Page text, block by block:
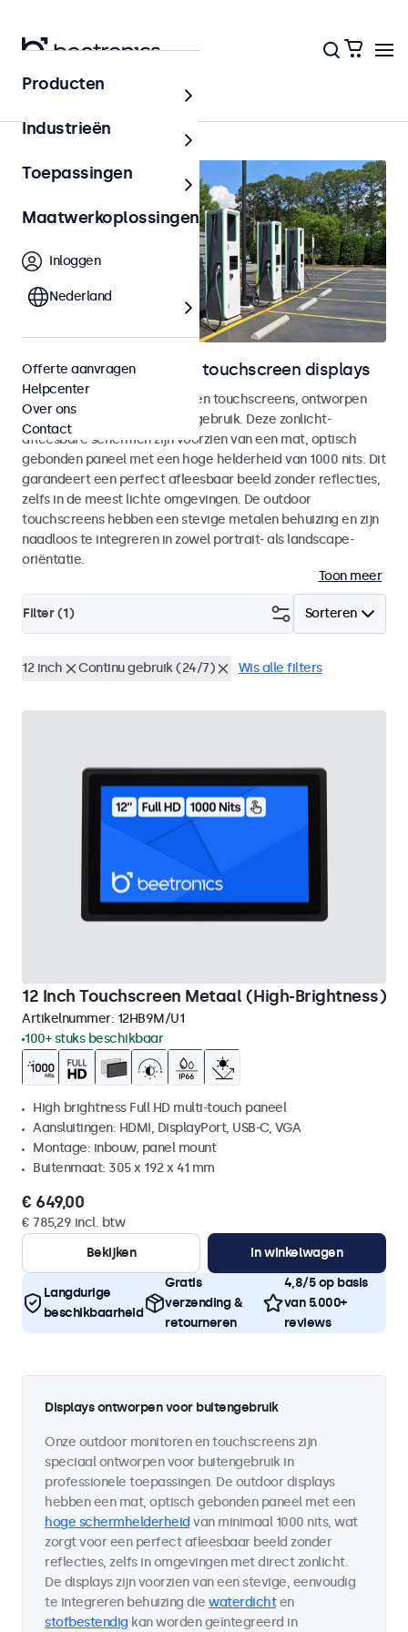
Outdoor
Outdoor monitoren en touchscreen displays
Weersbestendige monitoren en touchscreens, ontworpen
voor zowel binnen- als buitengebruik. Deze zonlicht-
afleesbare schermen zijn voorzien van een mat, optisch
gebonden paneel met een hoge helderheid van 1000 nits. Dit
garandeert een perfect afleesbaar beeld zonder reflecties,
zelfs in de meest lichte omgevingen. De outdoor
touchscreens hebben een stevige metalen behuizing en zijn
naadloos te integreren in zowel portrait- als landscape-
oriëntatie.
Toon meer
Sorteren
Filter (1)
12 inch Continu gebruik (24/7) Wis alle filters
12 Inch Touchscreen Metaal (High-Brightness)
Artikelnummer: 12HB9M/U1
100+ stuks beschikbaar
High brightness Full HD multi-touch paneel
Aansluitingen: HDMI, DisplayPort, USB-C, VGA
Montage: inbouw, panel mount
Buitenmaat: 305 x 192 x 41 mm
€ 649,00
€ 785,29 incl. btw
Bekijken
In winkelwagen
Langdurige
beschikbaarheid
Gratis
verzending &
retourneren
4,8/5 op basis
van 5.000+
reviews
Displays ontworpen voor buitengebruik
Onze outdoor monitoren en touchscreens zijn
speciaal ontworpen voor buitengebruik in
professionele toepassingen. De outdoor displays
hebben een mat, optisch gebonden paneel met een
hoge schermhelderheid van minimaal 1000 nits, wat
zorgt voor een perfect afleesbaar beeld zonder
reflecties, zelfs in omgevingen met direct zonlicht.
De displays zijn voorzien van een stevige, eenvoudig
te integreren behuizing die waterdichten
stofbestendig kan worden geïntegreerd in
Producten
Industrieën
Toepassingen
Maatwerkoplossingen
Inloggen
Nederland
Offerte aanvragen
Helpcenter
Over ons
Contact